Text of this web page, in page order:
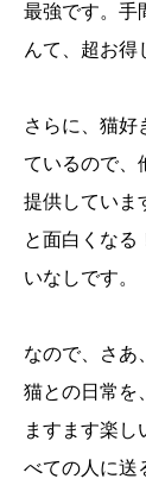
最強です。手
んて、超お得
さらに、猫好
ているので、
提供していま
と面白くなる
いなしです。
なので、さあ
猫との日常を
ますます楽し
べての人に送